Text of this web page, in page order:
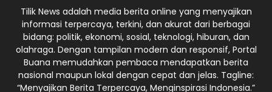
Tilik News adalah media berita online yang menyajikan
informasi terpercaya, terkini, dan akurat dari berbagai
bidang: politik, ekonomi, sosial, teknologi, hiburan, dan
olahraga. Dengan tampilan modern dan responsif, Portal
Buana memudahkan pembaca mendapatkan berita
nasional maupun lokal dengan cepat dan jelas. Tagline:
“Menyajikan Berita Terpercaya, Menginspirasi Indonesia.”